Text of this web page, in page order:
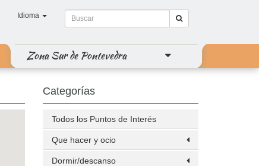
Idioma
Zona Sur de Pontevedra
Categorías
Todos los Puntos de Interés
Que hacer y ocio
Dormir/descanso